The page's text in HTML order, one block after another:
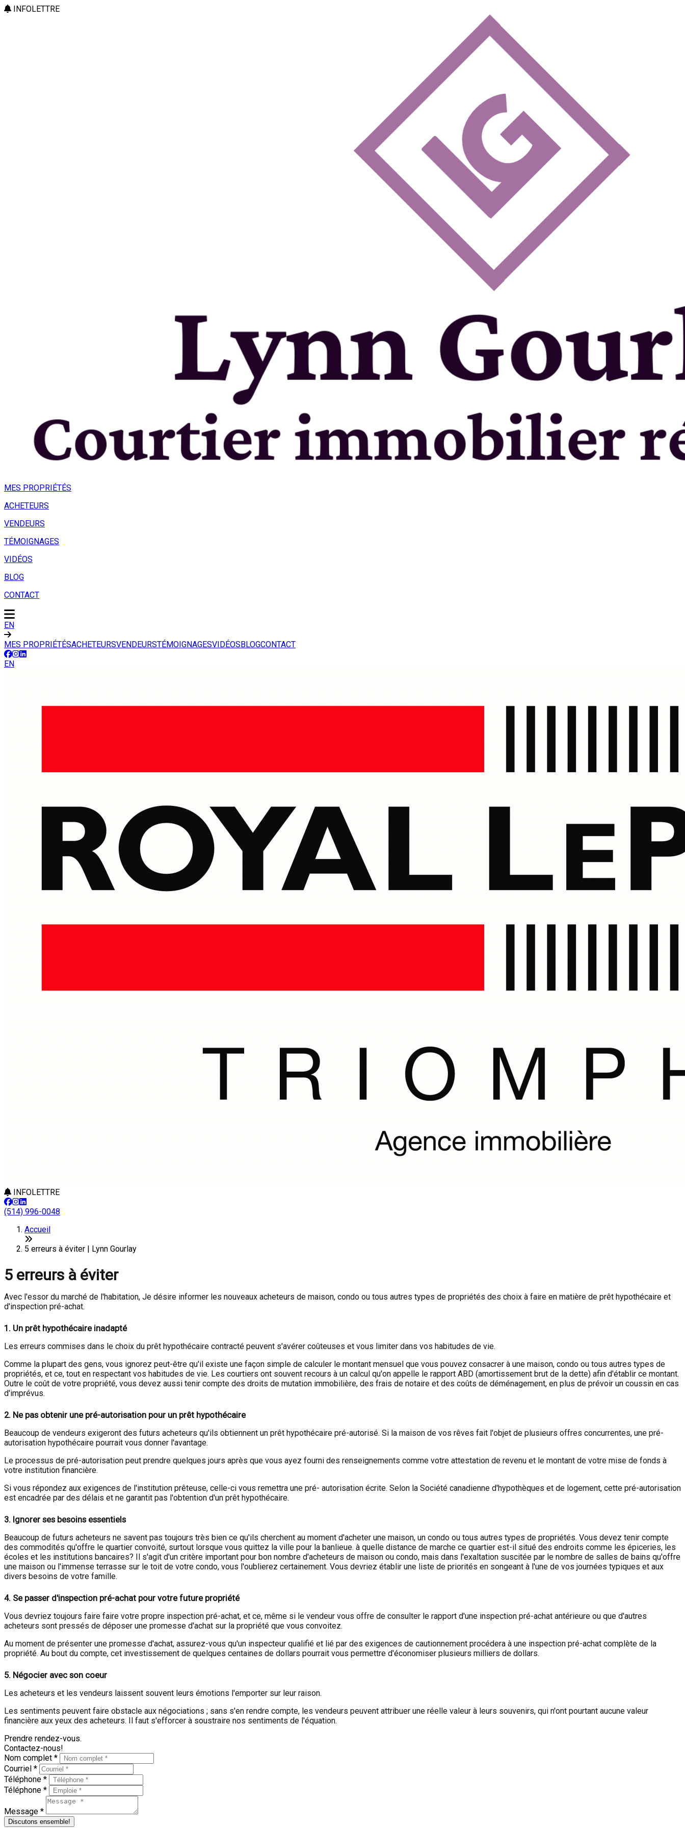
INFOLETTRE
MES PROPRIÉTÉS
ACHETEURS
VENDEURS
TÉMOIGNAGES
VIDÉOS
BLOG
CONTACT
EN
MES PROPRIÉTÉSACHETEURSVENDEURSTÉMOIGNAGESVIDÉOSBLOGCONTACT
EN
INFOLETTRE
(514) 996-0048
Accueil
5 erreurs à éviter | Lynn Gourlay
5 erreurs à éviter
Avec l'essor du marché de l'habitation, Je désire informer les nouveaux acheteurs de maison, condo ou tous autres types de propriétés des choix à faire en matière de prêt hypothécaire et
d'inspection pré-achat.
1. Un prêt hypothécaire inadapté
Les erreurs commises dans le choix du prêt hypothécaire contracté peuvent s'avérer coûteuses et vous limiter dans vos habitudes de vie.
Comme la plupart des gens, vous ignorez peut-être qu'il existe une façon simple de calculer le montant mensuel que vous pouvez consacrer à une maison, condo ou tous autres types de
propriétés, et ce, tout en respectant vos habitudes de vie. Les courtiers ont souvent recours à un calcul qu'on appelle le rapport ABD (amortissement brut de la dette) afin d'établir ce montant.
Outre le coût de votre propriété, vous devez aussi tenir compte des droits de mutation immobilière, des frais de notaire et des coûts de déménagement, en plus de prévoir un coussin en cas
d'imprévus.
2. Ne pas obtenir une pré-autorisation pour un prêt hypothécaire
Beaucoup de vendeurs exigeront des futurs acheteurs qu'ils obtiennent un prêt hypothécaire pré-autorisé. Si la maison de vos rêves fait l'objet de plusieurs offres concurrentes, une pré-
autorisation hypothécaire pourrait vous donner l'avantage.
Le processus de pré-autorisation peut prendre quelques jours après que vous ayez fourni des renseignements comme votre attestation de revenu et le montant de votre mise de fonds à
votre institution financière.
Si vous répondez aux exigences de l'institution prêteuse, celle-ci vous remettra une pré- autorisation écrite. Selon la Société canadienne d'hypothèques et de logement, cette pré-autorisation
est encadrée par des délais et ne garantit pas l'obtention d'un prêt hypothécaire.
3. Ignorer ses besoins essentiels
Beaucoup de futurs acheteurs ne savent pas toujours très bien ce qu'ils cherchent au moment d'acheter une maison, un condo ou tous autres types de propriétés. Vous devez tenir compte
des commodités qu'offre le quartier convoité, surtout lorsque vous quittez la ville pour la banlieue. à quelle distance de marche ce quartier est-il situé des endroits comme les épiceries, les
écoles et les institutions bancaires? Il s'agit d'un critère important pour bon nombre d'acheteurs de maison ou condo, mais dans l'exaltation suscitée par le nombre de salles de bains qu'offre
une maison ou l'immense terrasse sur le toit de votre condo, vous l'oublierez certainement. Vous devriez établir une liste de priorités en songeant à l'une de vos journées typiques et aux
divers besoins de votre famille.
4. Se passer d'inspection pré-achat pour votre future propriété
Vous devriez toujours faire faire votre propre inspection pré-achat, et ce, même si le vendeur vous offre de consulter le rapport d'une inspection pré-achat antérieure ou que d'autres
acheteurs sont pressés de déposer une promesse d'achat sur la propriété que vous convoitez.
Au moment de présenter une promesse d'achat, assurez-vous qu'un inspecteur qualifié et lié par des exigences de cautionnement procédera à une inspection pré-achat complète de la
propriété. Au bout du compte, cet investissement de quelques centaines de dollars pourrait vous permettre d'économiser plusieurs milliers de dollars.
5. Négocier avec son coeur
Les acheteurs et les vendeurs laissent souvent leurs émotions l'emporter sur leur raison.
Les sentiments peuvent faire obstacle aux négociations ; sans s'en rendre compte, les vendeurs peuvent attribuer une réelle valeur à leurs souvenirs, qui n'ont pourtant aucune valeur
financière aux yeux des acheteurs. Il faut s'efforcer à soustraire nos sentiments de l'équation.
Prendre rendez-vous.
Contactez-nous!
Nom complet *
Courriel *
Téléphone *
Téléphone *
Message *
Discutons ensemble!